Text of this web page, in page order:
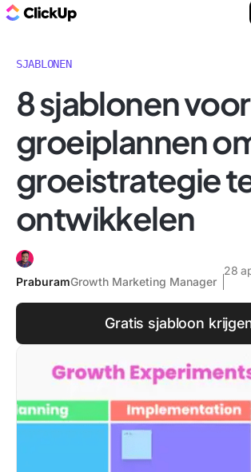
SJABLONEN
8 sjablonen voor
groeiplannen
groeistrategie
ontwikkelen
PraburamGrowth Marketing Manager
28
Gratis sjabloon